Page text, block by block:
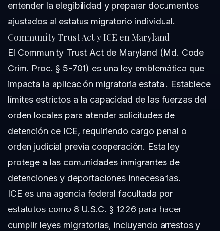
entender la elegibilidad y preparar documentos
ajustados al estatus migratorio individual.
Community Trust Act y ICE en Maryland
El Community Trust Act de Maryland (Md. Code
Crim. Proc. § 5-701) es una ley emblemática que
impacta la aplicación migratoria estatal. Establece
límites estrictos a la capacidad de las fuerzas del
orden locales para atender solicitudes de
detención de ICE, requiriendo cargo penal o
orden judicial previa cooperación. Esta ley
protege a las comunidades inmigrantes de
detenciones y deportaciones innecesarias.
ICE es una agencia federal facultada por
estatutos como 8 U.S.C. § 1226 para hacer
cumplir leyes migratorias, incluyendo arrestos y